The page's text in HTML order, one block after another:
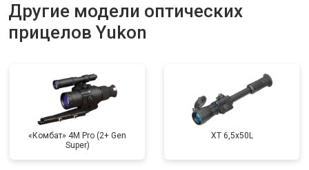
Другие модели оптических
прицелов Yukon
«Комбат» 4M Pro (2+ Gen
Super)
XT 6,5x50L